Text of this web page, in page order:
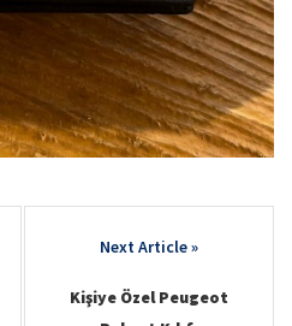
Kişiye Özel Peugeot